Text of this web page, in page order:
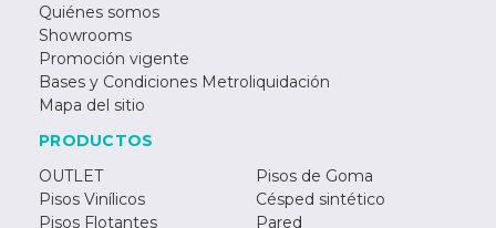
Quiénes somos
Showrooms
Promoción vigente
Bases y Condiciones Metroliquidación
Mapa del sitio
PRODUCTOS
OUTLET
Pisos Vinílicos
Pisos Flotantes
Pisos de Goma
Césped sintético
Pared